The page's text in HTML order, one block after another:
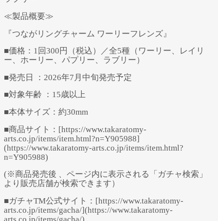
≪製品概要≫
『つながリングチャーム ワーリーフレンズ』
■価格：1回300円（税込）／全5種（ワーリー、レイリ
ー、ホーリー、パプリー、ラブリー）
■発売日 ：2026年7月中旬発売予定
■対象年齢 ：15歳以上
■本体サイズ：約30mm
■商品サイト：[https://www.takaratomy-
arts.co.jp/items/item.html?n=Y905988]
(https://www.takaratomy-arts.co.jp/items/item.html?
n=Y905988)
(※商品発売後 、ページ内に表示される「ガチャ検索」
より販売店舗が検索できます）
■ガチャTM公式サイト：[https://www.takaratomy-
arts.co.jp/items/gacha/](https://www.takaratomy-